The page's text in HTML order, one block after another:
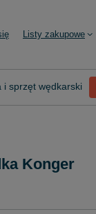
Listy zakupowe
i sprzęt wędkarski
Konger